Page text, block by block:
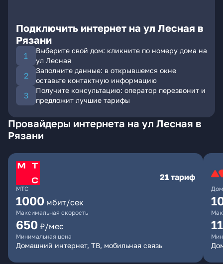
Подключить интернет на ул Лесная в
Рязани
Выберите свой дом: кликните по номеру дома на
ул Лесная
Заполните данные: в открывшемся окне
оставьте контактную информацию
Получите консультацию: оператор перезвонит и
предложит лучшие тарифы
Провайдеры интернета на ул Лесная в
Рязани
МТС
21 тариф
1000 мбит/сек
Максимальная скорость
650 ₽/мес
Минимальная цена
Домашний интернет, ТВ, мобильная связь